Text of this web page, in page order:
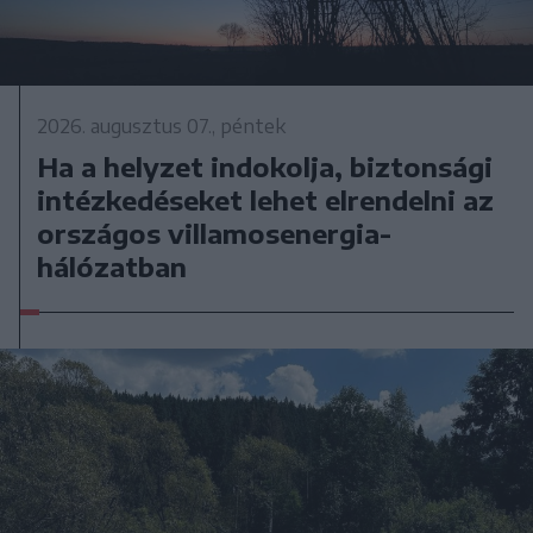
2026. augusztus 07., péntek
Ha a helyzet indokolja, biztonsági
intézkedéseket lehet elrendelni az
országos villamosenergia-
hálózatban